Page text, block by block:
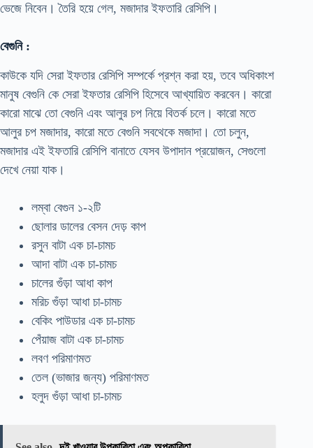
ভেজে নিবেন। তৈরি হয়ে গেল, মজাদার ইফতারি রেসিপি।
বেগুনি :
কাউকে যদি সেরা ইফতার রেসিপি সম্পর্কে প্রশ্ন করা হয়, তবে অধিকাংশ
মানুষ বেগুনি কে সেরা ইফতার রেসিপি হিসেবে আখ্যায়িত করবেন। কারো
কারো মাঝে তো বেগুনি এবং আলুর চপ নিয়ে বিতর্ক চলে। কারো মতে
আলুর চপ মজাদার, কারো মতে বেগুনি সবথেকে মজাদা। তো চলুন,
মজাদার এই ইফতারি রেসিপি বানাতে যেসব উপাদান প্রয়োজন, সেগুলো
দেখে নেয়া যাক।
লম্বা বেগুন ১-২টি
ছোলার ডালের বেসন দেড় কাপ
রসুন বাটা এক চা-চামচ
আদা বাটা এক চা-চামচ
চালের গুঁড়া আধা কাপ
মরিচ গুঁড়া আধা চা-চামচ
বেকিং পাউডার এক চা-চামচ
পেঁয়াজ বাটা এক চা-চামচ
লবণ পরিমাণমত
তেল (ভাজার জন্য) পরিমাণমত
হলুদ গুঁড়া আধা চা-চামচ